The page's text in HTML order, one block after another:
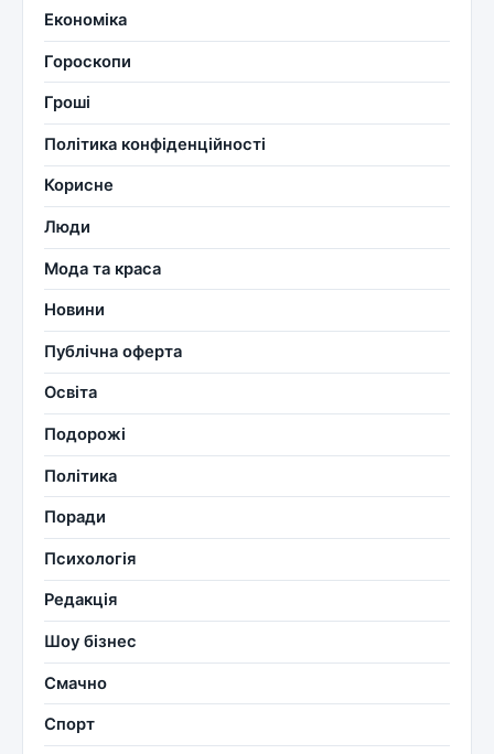
Економіка
Гороскопи
Гроші
Політика конфіденційності
Корисне
Люди
Мода та краса
Новини
Публічна оферта
Освіта
Подорожі
Політика
Поради
Психологія
Редакція
Шоу бізнес
Смачно
Спорт